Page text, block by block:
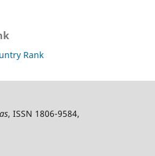
, ISSN 1806-9584,